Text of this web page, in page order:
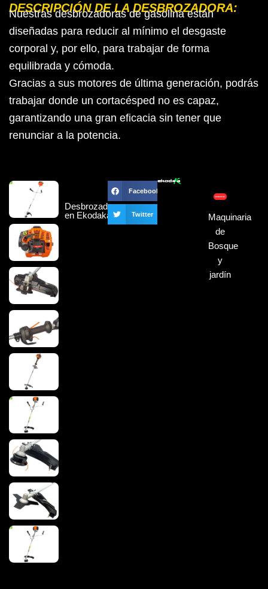
DESCRIPCIÓN DE LA DESBROZADORA:
Nuestras desbrozadoras de gasolina están
diseñadas para reducir al mínimo el desgaste
corporal y, por ello, para trabajar de forma
equilibrada y cómoda.
Gracias a sus motores de última generación, podrás
trabajar donde un cortacésped no es capaz,
garantizando una gran eficacia sin tener que
renunciar a la potencia.
Desbrozadora
en Ekodaka
Facebook
Twitter
Maquinaria
de
Bosque
y
jardín